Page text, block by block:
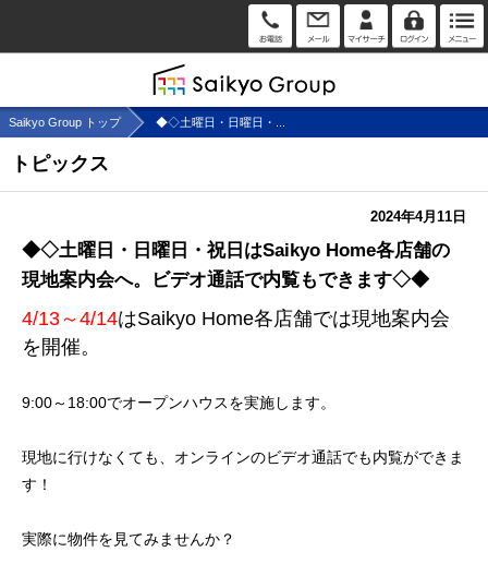
Saikyo Group トップ ◆◇土曜日・日曜日・...
トピックス
2024年4月11日
◆◇土曜日・日曜日・祝日はSaikyo Home各店舗の
現地案内会へ。ビデオ通話で内覧もできます◇◆
4/13～4/14はSaikyo Home各店舗では現地案内会
を開催。
9:00～18:00でオープンハウスを実施します。
現地に行けなくても、オンラインのビデオ通話でも内覧ができま
す！
実際に物件を見てみませんか？